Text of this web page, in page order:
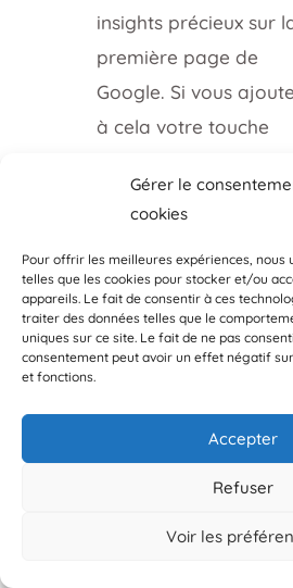
Gérer le
cookies
Pour offrir les meilleures expériences, nous
telles que les cookies pour stocker et/ou
appareils. Le fait de consentir à ces
traiter des données telles que le
uniques sur ce site. Le fait de ne pas
consentement peut avoir un effet négatif
et fonctions.
Accepter
Refuser
Voir les
insights précieux sur
première page de
Google. Si vous
à cela votre touche
propres contenus,
pour les SERPS !
Les perspectives
d’avenir pour
Incorporation de
nouvelles
constante de la